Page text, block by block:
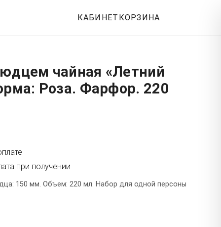
КАБИНЕТ КОРЗИНА
чайная «Летний
Роза. Фарфор. 220
при получении
150 мм. Объем: 220 мл. Набор для одной персоны